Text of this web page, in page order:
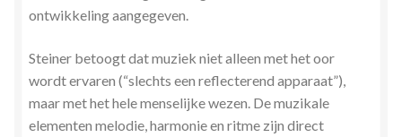
ontwikkeling aangegeven.
Steiner betoogt dat muziek niet alleen met het oor
wordt ervaren (“slechts een reflecterend apparaat”),
maar met het hele menselijke wezen. De muzikale
elementen melodie, harmonie en ritme zijn direct